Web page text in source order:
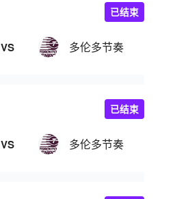
VS 多伦多节奏
已结束
VS 多伦多节奏
已结束